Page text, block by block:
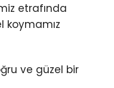
etrafında
koymamız
ve güzel bir